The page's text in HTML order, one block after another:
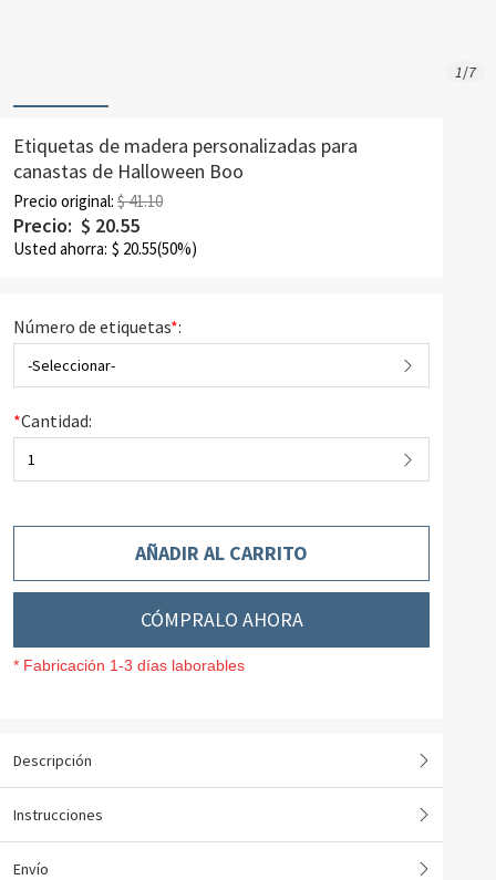
1/7
Etiquetas de madera personalizadas para
canastas de Halloween Boo
Precio original: $ 41.10
Precio: $ 20.55
Usted ahorra: $ 20.55(50%)
Número de etiquetas*:
-Seleccionar-
*Cantidad:
1
AÑADIR AL CARRITO
CÓMPRALO AHORA
* Fabricación 1-3 días laborables
Descripción
Instrucciones
Envío